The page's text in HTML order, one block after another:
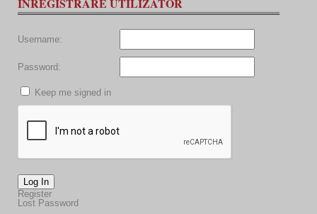
Username:
Password:
Keep me signed in
Log In
Register
Lost Password